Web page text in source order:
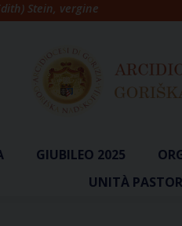
Stein, vergine
GIUBILEO 2025
UNITÀ